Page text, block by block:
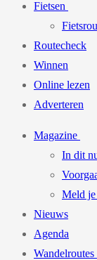
Fietsen
Routecheck
Winnen
Online lezen
Adverteren
Magazine
In dit
Meld je
Nieuws
Agenda
Wandelroutes